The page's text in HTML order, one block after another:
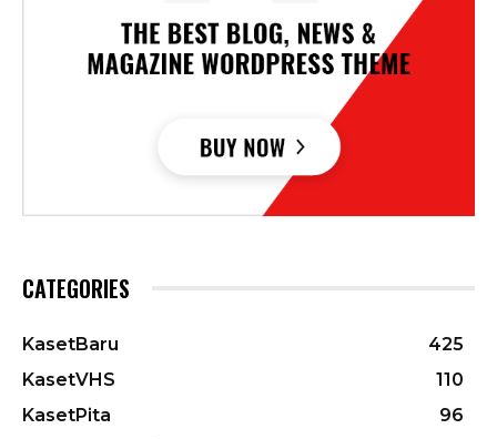
CATEGORIES
KasetBaru
425
KasetVHS
110
KasetPita
96